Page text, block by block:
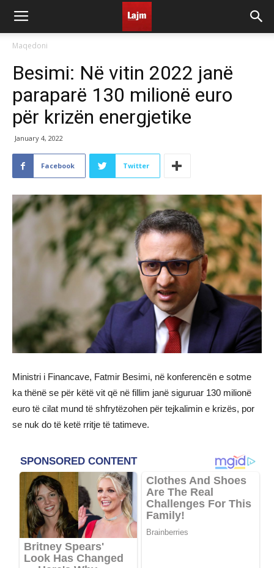
Maqedoni
Besimi: Në vitin 2022 janë
paraparë 130 milionë euro
për krizën energjetike
January 4, 2022
Facebook Twitter
Ministri i Financave, Fatmir Besimi, në konferencën e sotme
ka thënë se për këtë vit që në fillim janë siguruar 130 milionë
euro të cilat mund të shfrytëzohen për tejkalimin e krizës, por
se nuk do të ketë rritje të tatimeve.